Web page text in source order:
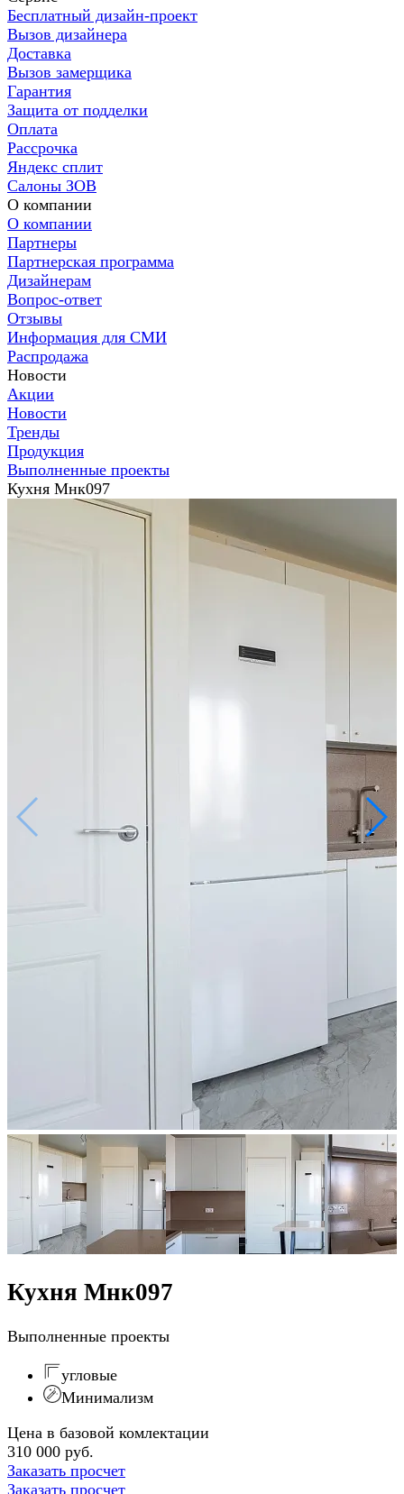
Бесплатный дизайн-проект
Вызов дизайнера
Доставка
Вызов замерщика
Гарантия
Защита от подделки
Оплата
Рассрочка
Яндекс сплит
Салоны ЗОВ
О компании
О компании
Партнеры
Партнерская программа
Дизайнерам
Вопрос-ответ
Отзывы
Информация для СМИ
Распродажа
Новости
Акции
Новости
Тренды
Продукция
Выполненные проекты
Кухня Мнк097
Кухня Мнк097
Выполненные проекты
угловые
Минимализм
Цена в базовой комлектации
310 000 руб.
Заказать просчет
Заказать просчет